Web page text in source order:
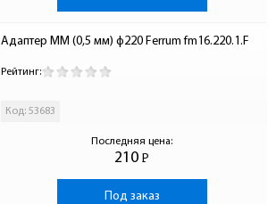
Адаптер ММ (0,5 мм) ф220 Ferrum fm16.220.1.F
Рейтинг:
Код: 53683
Последняя цена:
210 Р
-
Под заказ